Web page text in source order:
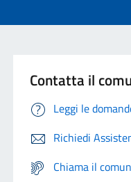
Contatta il
Leggi le
Richiedi
Chiama il